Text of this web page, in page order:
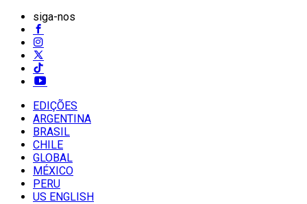
siga-nos
EDIÇÕES
ARGENTINA
BRASIL
CHILE
GLOBAL
MÉXICO
PERU
US ENGLISH